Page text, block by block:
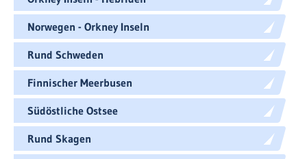
Norwegen - Orkney Inseln
Rund Schweden
Finnischer Meerbusen
Südöstliche Ostsee
Rund Skagen